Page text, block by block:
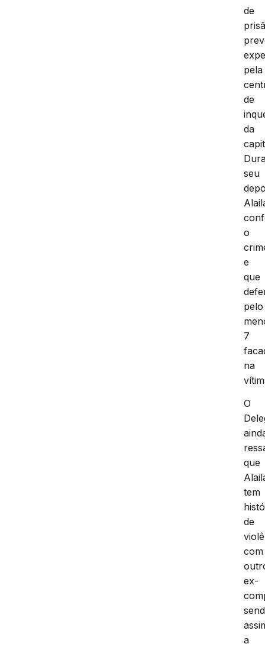
de
pela
de
da
seu
o
e
que
pelo
7
na
O
que
tem
de
com
ex-
a